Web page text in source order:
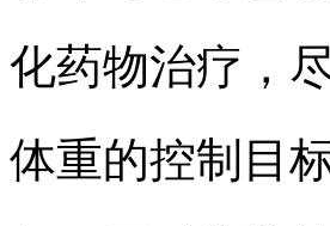
化药物治疗，
体重的控制目